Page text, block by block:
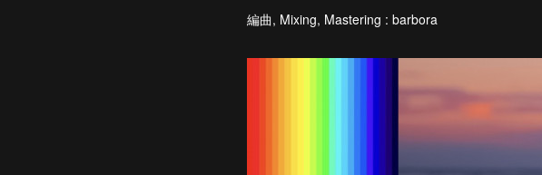
編曲, Mixing, Mastering : barbora